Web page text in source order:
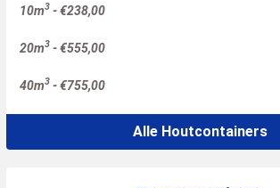
10m3 -€238,00
20m3 -€555,00
40m3 -€755,00
Alle Houtcontainers